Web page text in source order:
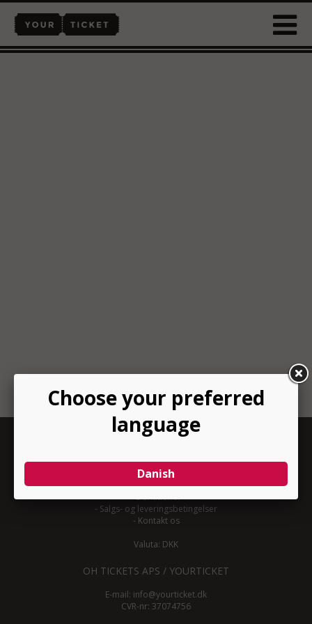
INFORMATION
-Om YourTicket
Bliv arrangør
-Arrangør login
-Donationer
- Salgs- og leveringsbetingelser
- Kontakt os
Valuta: DKK
OH TICKETS APS / YOURTICKET
E-mail: info@yourticket.dk
CVR-nr: 37074756